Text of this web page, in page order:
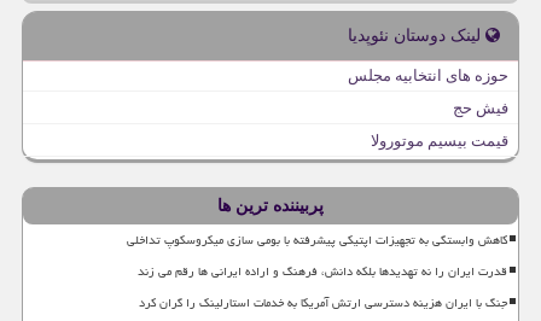
لینک دوستان نئوپدیا
حوزه های انتخابیه مجلس
فیش حج
قیمت بیسیم موتورولا
پربیننده ترین ها
کاهش وابستگی به تجهیزات اپتیکی پیشرفته با بومی سازی میکروسکوپ تداخلی
قدرت ایران را نه تهدیدها بلکه دانش، فرهنگ و اراده ایرانی ها رقم می زند
جنگ با ایران هزینه دسترسی ارتش آمریکا به خدمات استارلینک را گران کرد